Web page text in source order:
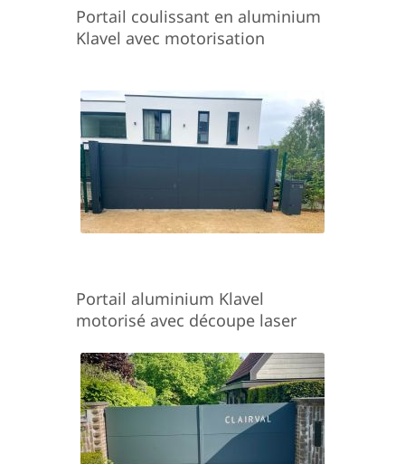
Portail coulissant en aluminium
Klavel avec motorisation
Portail aluminium Klavel
motorisé avec découpe laser